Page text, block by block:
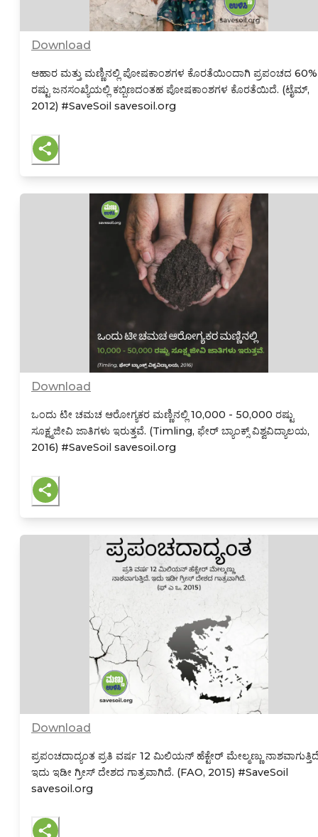
ಆಹಾರ ಮತ್ತು ಮಣ್ಣಿನಲ್ಲಿ ಪೋಷಕಾಂಶಗಳ ಕೊರತೆಯಿಂದಾಗಿ ಪ್ರಪಂಚದ 60%
ರಷ್ಟು ಜನಸಂಖ್ಯೆಯಲ್ಲಿ ಕಬ್ಬಿಣದಂತಹ ಪೋಷಕಾಂಶಗಳ ಕೊರತೆಯಿದೆ. (ಟೈಮ್,
2012) #SaveSoil savesoil.org
Download
ಒಂದು ಟೀ ಚಮಚ ಆರೋಗ್ಯಕರ ಮಣ್ಣಿನಲ್ಲಿ 10,000 - 50,000 ರಷ್ಟು
ಸೂಕ್ಷ್ಮಜೀವಿ ಜಾತಿಗಳು ಇರುತ್ತವೆ. (Timling, ಫೇರ್ ಬ್ಯಾಂಕ್ಸ್ ವಿಶ್ವವಿದ್ಯಾಲಯ,
2016) #SaveSoil savesoil.org
Download
ಪ್ರಪಂಚದಾದ್ಯಂತ ಪ್ರತಿ ವರ್ಷ 12 ಮಿಲಿಯನ್ ಹೆಕ್ಟೇರ್ ಮೇಲ್ಮಣ್ಣು
ಇದು ಇಡೀ ಗ್ರೀಸ್ ದೇಶದ ಗಾತ್ರವಾಗಿದೆ. (FAO, 2015) #SaveSoil
savesoil.org
Download